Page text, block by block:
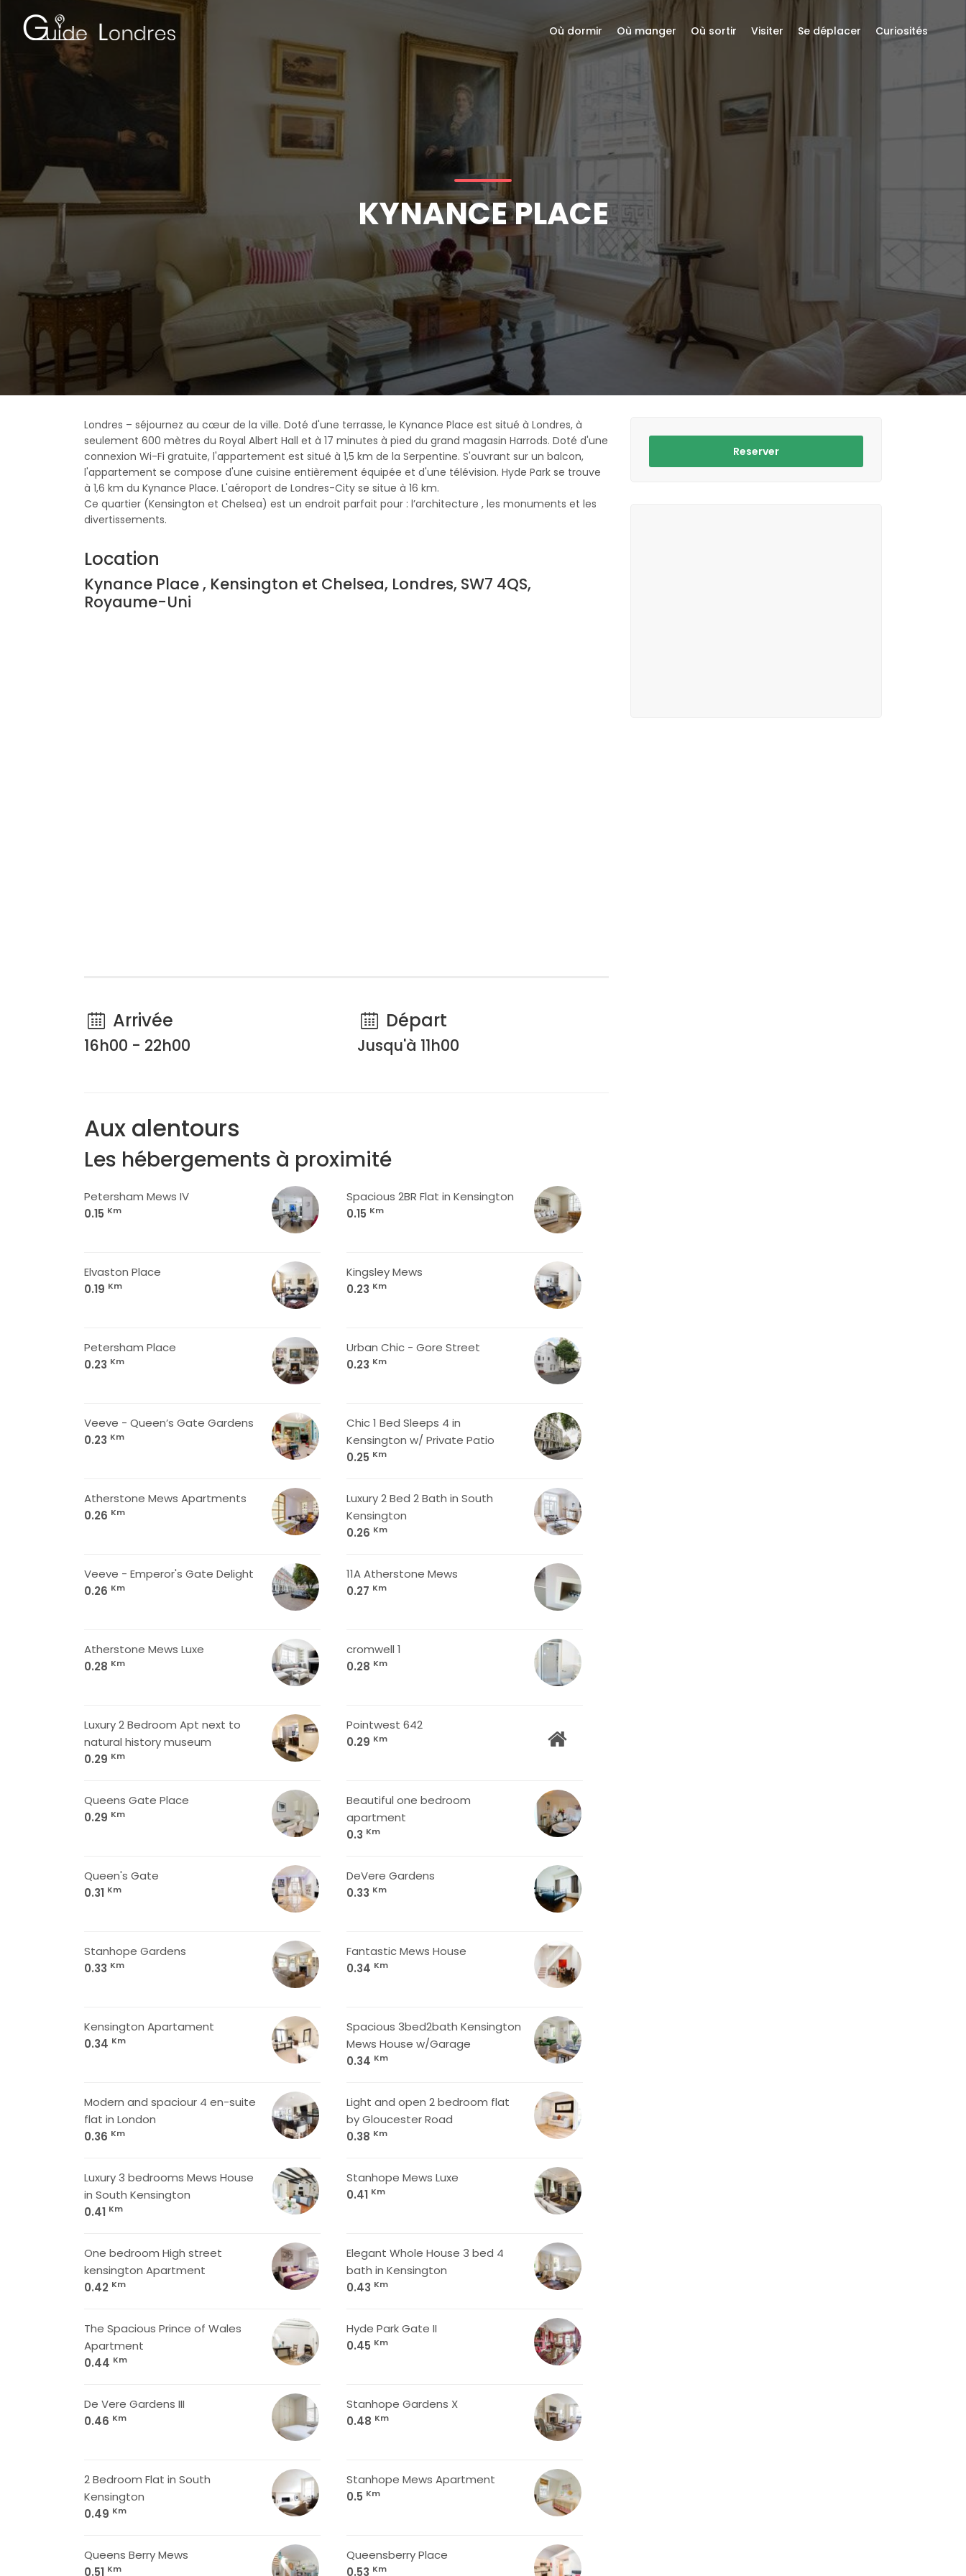
KYNANCE PLACE
Londres – séjournez au cœur de la ville. Doté d'une terrasse, le Kynance Place est situé à Londres, à
seulement 600 mètres du Royal Albert Hall et à 17 minutes à pied du grand magasin Harrods. Doté d'une
connexion Wi-Fi gratuite, l'appartement est situé à 1,5 km de la Serpentine. S'ouvrant sur un balcon,
l'appartement se compose d'une cuisine entièrement équipée et d'une télévision. Hyde Park se trouve
à 1,6 km du Kynance Place. L'aéroport de Londres-City se situe à 16 km.
Ce quartier (Kensington et Chelsea) est un endroit parfait pour : l’architecture , les monuments et les
divertissements.
Location
Kynance Place , Kensington et Chelsea, Londres, SW7 4QS,
Royaume-Uni
Arrivée
16h00 - 22h00
Départ
Jusqu'à 11h00
Aux alentours
Les hébergements à proximité
Petersham Mews IV
0.15 Km
Spacious 2BR Flat in Kensington
0.15 Km
Elvaston Place
0.19 Km
Kingsley Mews
0.23 Km
Petersham Place
0.23 Km
Urban Chic - Gore Street
0.23 Km
Veeve - Queen’s Gate Gardens
0.23 Km
Chic 1 Bed Sleeps 4 in
Kensington w/ Private Patio
0.25 Km
Atherstone Mews Apartments
0.26 Km
Luxury 2 Bed 2 Bath in South
Kensington
0.26 Km
Veeve - Emperor's Gate Delight
0.26 Km
11A Atherstone Mews
0.27 Km
Atherstone Mews Luxe
0.28 Km
cromwell 1
0.28 Km
Luxury 2 Bedroom Apt next to
natural history museum
0.29 Km
Pointwest 642
0.29 Km
Queens Gate Place
0.29 Km
Beautiful one bedroom
apartment
0.3 Km
Queen's Gate
0.31 Km
DeVere Gardens
0.33 Km
Stanhope Gardens
0.33 Km
Fantastic Mews House
0.34 Km
Kensington Apartament
0.34 Km
Spacious 3bed2bath Kensington
Mews House w/Garage
0.34 Km
Modern and spaciour 4 en-suite
flat in London
0.36 Km
Light and open 2 bedroom flat
by Gloucester Road
0.38 Km
Luxury 3 bedrooms Mews House
in South Kensington
0.41 Km
Stanhope Mews Luxe
0.41 Km
One bedroom High street
kensington Apartment
0.42 Km
Elegant Whole House 3 bed 4
bath in Kensington
0.43 Km
The Spacious Prince of Wales
Apartment
0.44 Km
Hyde Park Gate II
0.45 Km
De Vere Gardens III
0.46 Km
Stanhope Gardens X
0.48 Km
2 Bedroom Flat in South
Kensington
0.49 Km
Stanhope Mews Apartment
0.5 Km
Queens Berry Mews
0.51 Km
Queensberry Place
0.53 Km
Reserver
Où dormir Où manger Où sortir Visiter Se déplacer Curiosités